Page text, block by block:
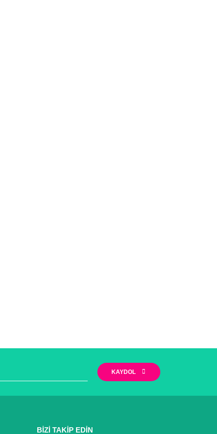
KAYDOL
BİZİ TAKİP EDİN